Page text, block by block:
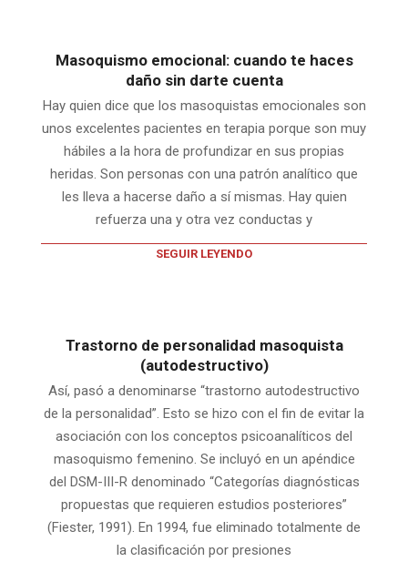
Masoquismo emocional: cuando te haces
daño sin darte cuenta
Hay quien dice que los masoquistas emocionales son
unos excelentes pacientes en terapia porque son muy
hábiles a la hora de profundizar en sus propias
heridas. Son personas con una patrón analítico que
les lleva a hacerse daño a sí mismas. Hay quien
refuerza una y otra vez conductas y
SEGUIR LEYENDO
Trastorno de personalidad masoquista
(autodestructivo)
Así, pasó a denominarse “trastorno autodestructivo
de la personalidad”. Esto se hizo con el fin de evitar la
asociación con los conceptos psicoanalíticos del
masoquismo femenino. Se incluyó en un apéndice
del DSM-III-R denominado “Categorías diagnósticas
propuestas que requieren estudios posteriores”
(Fiester, 1991). En 1994, fue eliminado totalmente de
la clasificación por presiones